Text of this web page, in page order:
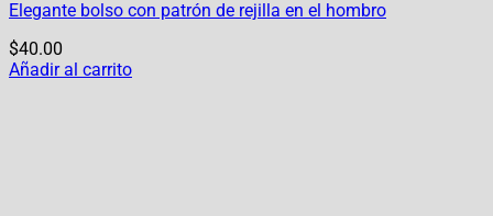
Elegante bolso con patrón de rejilla en el hombro
$40.00
Añadir al carrito